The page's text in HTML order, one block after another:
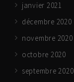
janvier 2021
décembre 2020
novembre 2020
octobre 2020
septembre 2020